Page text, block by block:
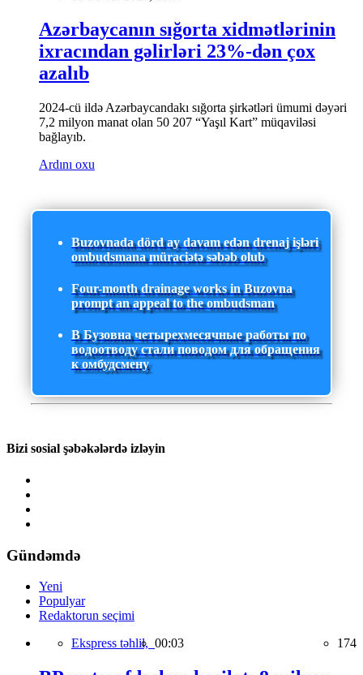
Azərbaycanın sığorta xidmətlərinin
ixracından gəlirləri 23%-dən çox
azalıb
2024-cü ildə Azərbaycandakı sığorta şirkətləri ümumi dəyəri
7,2 milyon manat olan 50 207 “Yaşıl Kart” müqaviləsi
bağlayıb.
Ardını oxu
Buzovnada dörd ay davam edən drenaj işləri
ombudsmana müraciətə səbəb olub
Four-month drainage works in Buzovna
prompt an appeal to the ombudsman
В Бузовна четырехмесячные работы по
водоотводу стали поводом для обращения
к омбудсмену
Bizi sosial şəbəkələrdə izləyin
Gündəmdə
Yeni
Populyar
Redaktorun seçimi
Ekspress təhlil, 00:03 174